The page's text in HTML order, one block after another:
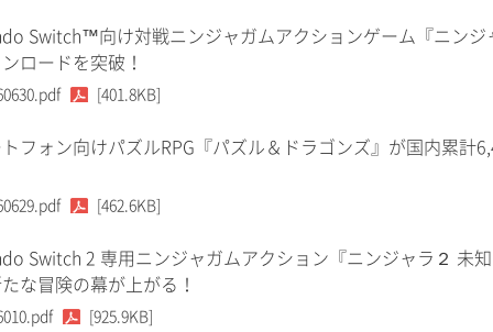
Switch™向け対戦ニンジャガムアクションゲーム『ニンジ
ロードを突破！
[401.8KB]
フォン向けパズルRPG『パズル＆ドラゴンズ』が国内累計
[462.6KB]
Switch 2 専用ニンジャガムアクション『ニンジャラ２ 未
な冒険の幕が上がる！
[925.9KB]